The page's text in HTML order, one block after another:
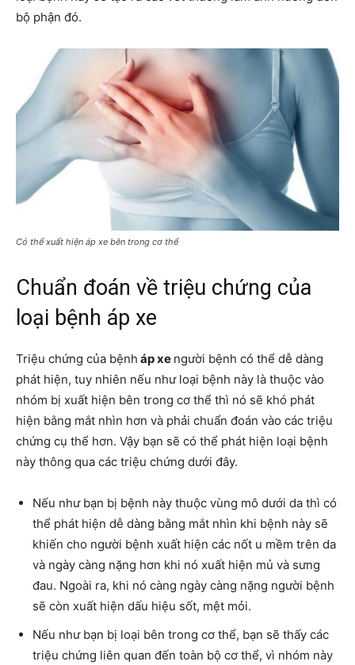
bộ phận đó.
Có thể xuất hiện áp xe bên trong cơ thể
Chuẩn đoán về triệu chứng của
loại bệnh áp xe
Triệu chứng của bệnh áp xe người bệnh có thể dễ dàng
phát hiện, tuy nhiên nếu như loại bệnh này là thuộc vào
nhóm bị xuất hiện bên trong cơ thể thì nó sẽ khó phát
hiện bằng mắt nhìn hơn và phải chuẩn đoán vào các triệu
chứng cụ thể hơn. Vậy bạn sẽ có thể phát hiện loại bệnh
này thông qua các triệu chứng dưới đây.
Nếu như bạn bị bệnh này thuộc vùng mô dưới da thì có
thể phát hiện dễ dàng bằng mắt nhìn khi bệnh này sẽ
khiến cho người bệnh xuất hiện các nốt u mềm trên da
và ngày càng nặng hơn khi nó xuất hiện mủ và sưng
đau. Ngoài ra, khi nó càng ngày càng nặng người bệnh
sẽ còn xuất hiện dấu hiệu sốt, mệt mỏi.
Nếu như bạn bị loại bên trong cơ thể, bạn sẽ thấy các
triệu chứng liên quan đến toàn bộ cơ thể, vì nhóm này